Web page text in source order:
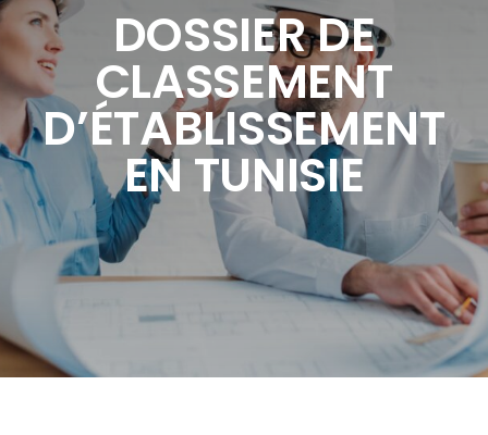
DOSSIER DE
CLASSEMENT
D’ÉTABLISSEMENT
EN TUNISIE